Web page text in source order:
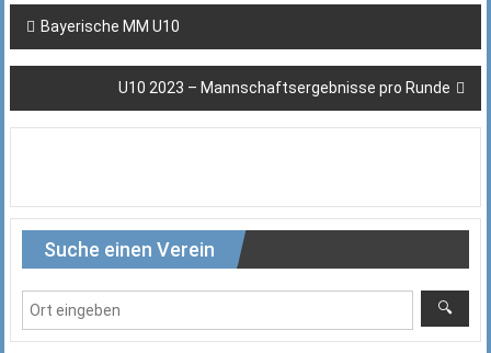
Beitragsnavigation
Bayerische MM U10
U10 2023 – Mannschaftsergebnisse pro Runde
Suche einen Verein